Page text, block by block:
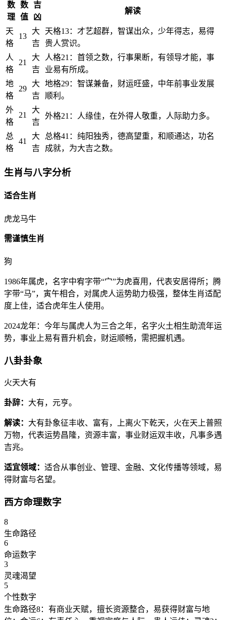
数
理
数
值
吉
凶
解读
天
格
13
大
吉
天格13：才艺超群，智谋出众，少年得志，易得
贵人赏识。
人
格
21
大
吉
人格21：首领之数，行事果断，有领导才能，事
业易有所成。
地
格
29
大
吉
地格29：智谋兼备，财运旺盛，中年前事业发展
顺利。
外
格
21
大
吉
外格21：人缘佳，在外得人敬重，人际助力多。
总
格
41
大
吉
总格41：纯阳独秀，德高望重，和顺通达，功名
成就，为大吉之数。
生肖与八字分析
适合生肖
虎龙马牛
需谨慎生肖
狗
1986年属虎，名字中宥字带“宀”为虎喜用，代表安居得所；腾
字带“马”，寅午相合，对属虎人运势助力极强，整体生肖适配
度上佳，适合虎年生人使用。
2024龙年：今年与属虎人为三合之年，名字火土相生助流年运
势，事业上易有晋升机会，财运顺畅，需把握机遇。
八卦卦象
火天大有
卦辞： 大有，元亨。
解读： 大有卦象征丰收、富有，上离火下乾天，火在天上普照
万物，代表运势昌隆，资源丰富，事业财运双丰收，凡事多遇
吉兆。
适宜领域： 适合从事创业、管理、金融、文化传播等领域，易
得财富与名望。
西方命理数字
8
生命路径
6
命运数字
3
灵魂渴望
5
个性数字
生命路径8：有商业天赋，擅长资源整合，易获得财富与地